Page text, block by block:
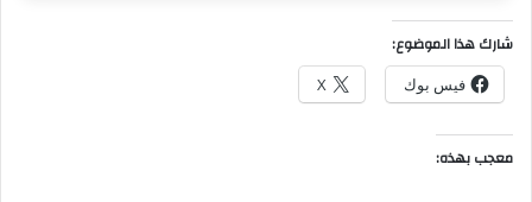
شارك هذا الموضوع:
فيس بوك X
معجب بهذه: